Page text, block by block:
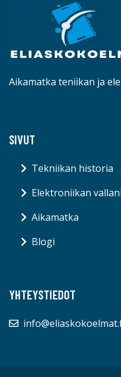
Aikamatka teniikan ja
SIVUT
Tekniikan historia
Elektroniikan
Aikamatka
Blogi
YHTEYSTIEDOT